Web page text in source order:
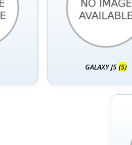
GALAXY J5(5)